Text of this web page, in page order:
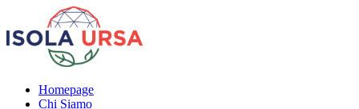
Homepage
Chi Siamo